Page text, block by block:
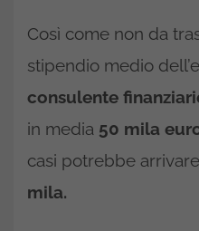
Così come non da
stipendio medio
consulente
in media 50 mila
casi potrebbe
mila.